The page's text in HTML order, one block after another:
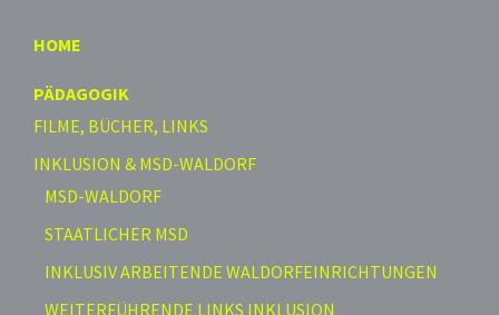
HOME
PÄDAGOGIK
FILME, BÜCHER, LINKS
INKLUSION & MSD-WALDORF
MSD-WALDORF
STAATLICHER MSD
INKLUSIV ARBEITENDE WALDORFEINRICHTUNGEN
WEITERFÜHRENDE LINKS INKLUSION